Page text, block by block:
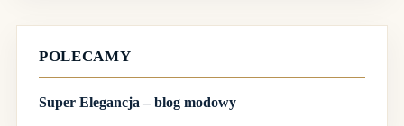
POLECAMY
Super Elegancja – blog modowy